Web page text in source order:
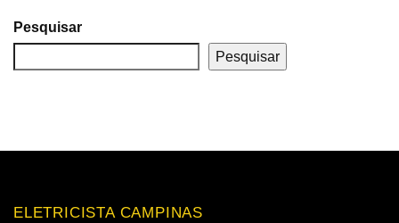
Pesquisar
Pesquisar
ELETRICISTA CAMPINAS